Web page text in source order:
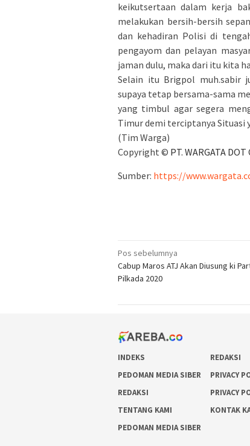
keikutsertaan dalam kerja
melakukan bersih-bersih
dan kehadiran Polisi di
pengayom dan pelayan
jaman dulu, maka dari itu kita
Selain itu Brigpol muh.sabir
supaya tetap bersama-sama
yang timbul agar segera
Timur demi terciptanya Situasi
(Tim Warga)
Copyright © PT. WARGATA DOT
Sumber: https://
Navigasi
pos
Pos sebelumnya
Cabup Maros ATJ Akan Diusung ki
Pilkada 2020
INDEKS REDAKSI
PEDOMAN MEDIA SIBER
PRIVACY
REDAKSI
PRIVACY
TENTANG KAMI
KONTAK
PEDOMAN MEDIA SIBER